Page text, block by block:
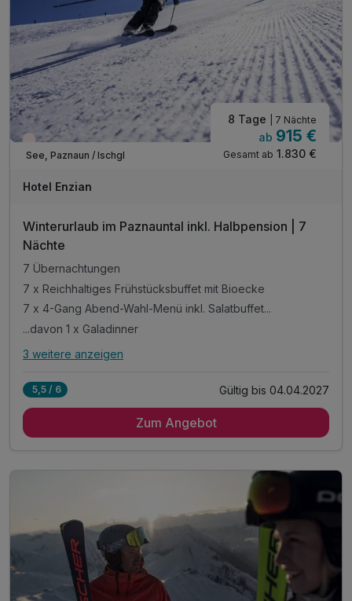
Wieder frei ab Dezember
See, Paznaun / Ischgl
8 Tage | 7 Nächte
ab 915 €
Gesamt ab 1.830 €
Hotel Enzian
Winterurlaub im Paznauntal inkl. Halbpension | 7
Nächte
7 Übernachtungen
7 x Reichhaltiges Frühstücksbuffet mit Bioecke
7 x 4-Gang Abend-Wahl-Menü inkl. Salatbuffet...
...davon 1 x Galadinner
Alle Inklusivleistungen
7 x Reichhaltiges Frühstücksbuffet mit Bioecke
inkl. Nutzung des Skibuses im ganzen Paznauntal**
3 weitere anzeigen
5,5 / 6 Gültig bis 04.04.2027
Zum Angebot